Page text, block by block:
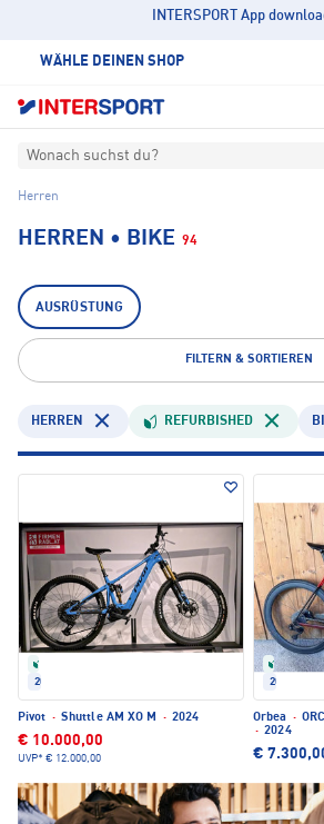
INTERSPORT App
WÄHLE DEINEN SHOP
Wonach suchst du?
Herren
HERREN • BIKE 94
AUSRÜSTUNG
FILTERN & SORTIEREN
HERREN REFURBISHED
2024
Pivot · Shuttle AM XO M · 2024
€ 10.000,00
UVP* € 12.000,00
2024
Orbea ·
· 2024
€